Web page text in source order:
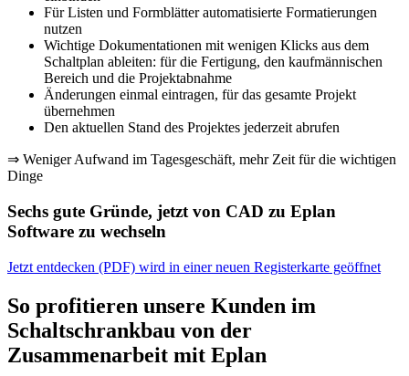
Für Listen und Formblätter automatisierte Formatierungen
nutzen
Wichtige Dokumentationen mit wenigen Klicks aus dem
Schaltplan ableiten: für die Fertigung, den kaufmännischen
Bereich und die Projektabnahme
Änderungen einmal eintragen, für das gesamte Projekt
übernehmen
Den aktuellen Stand des Projektes jederzeit abrufen
⇒ Weniger Aufwand im Tagesgeschäft, mehr Zeit für die wichtigen
Dinge
Sechs gute Gründe, jetzt von CAD zu Eplan
Software zu wechseln
Jetzt entdecken (PDF) wird in einer neuen Registerkarte geöffnet
So profitieren unsere Kunden im
Schaltschrankbau von der
Zusammenarbeit mit Eplan